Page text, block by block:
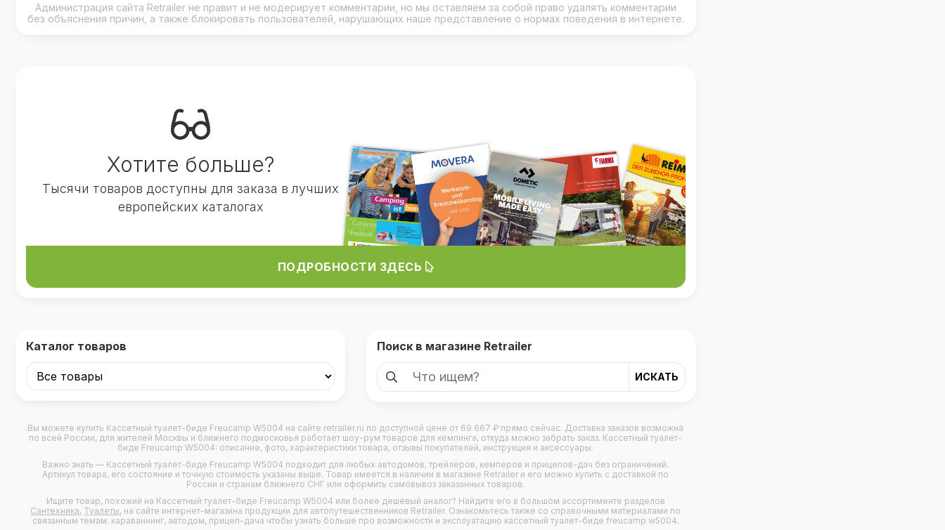
Администрация сайта Retrailer не правит и не модерирует комментарии, но мы оставляем за собой право удалять комментарии
без объяснения причин, а также блокировать пользователей, нарушающих наше представление о нормах поведения в интернете.
Хотите больше?
Тысячи товаров доступны для заказа в лучших
европейских каталогах
ПОДРОБНОСТИ ЗДЕСЬ
Каталог товаров Поиск в магазине Retrailer
Вы можете купить Кассетный туалет-биде Freucamp W5004 на сайте retrailer.ru по доступной цене от 69 667 ₽ прямо сейчас. Доставка заказов возможна
по всей России, для жителей Москвы и ближнего подмосковья работает шоу-рум товаров для кемпинга, откуда можно забрать заказ. Кассетный туалет-
биде Freucamp W5004: описание, фото, характеристики товара, отзывы покупателей, инструкция и аксессуары.
Важно знать — Кассетный туалет-биде Freucamp W5004 подходит для любых автодомов,трейлеров, кемперов и прицепов-дач без ограничений.
Артикул товара, его состояние и точную стоимость указаны выше. Товар имеется в наличии в магазине Retrailer и его можно купить с доставкой по
России и странам ближнего СНГ или оформить самовывоз заказанных товаров.
Ищите товар, похожий на Кассетный туалет-биде Freucamp W5004 или более дешёвый аналог? Найдите его в большом ассортименте разделов
Сантехника, Туалеты, на сайте интернет-магазина продукции для автопутешественников Retrailer. Ознакомьтесь также со справочными материалами по
связанным темам: караваннинг, автодом, прицеп-дача чтобы узнать больше про возможности и эксплуатацию кассетный туалет-биде freucamp w5004.